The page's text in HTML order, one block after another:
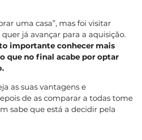
uma casa”, mas foi visitar
já avançar para a aquisição.
importante conhecer mais
que no final acabe por optar
as suas vantagens e
de as comparar a todas tome
sabe que está a decidir pela